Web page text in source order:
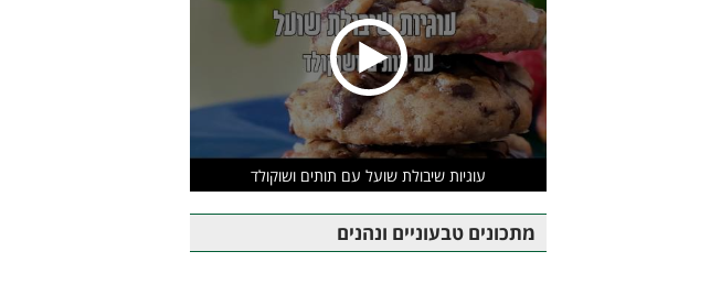
עוגיות שיבולת שועל עם תותים ושוקולד
מתכונים טבעוניים ונהנים